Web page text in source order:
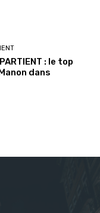
: le top
dans